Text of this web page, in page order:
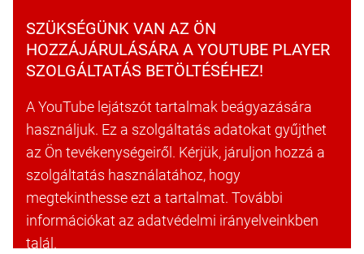
SZÜKSÉGÜNK VAN AZ ÖN
HOZZÁJÁRULÁSÁRA A YOUTUBE PLAYER
SZOLGÁLTATÁS BETÖLTÉSÉHEZ!
A YouTube lejátszót tartalmak beágyazására
használjuk. Ez a szolgáltatás adatokat gyűjthet
az Ön tevékenységeiről. Kérjük, járuljon hozzá a
szolgáltatás használatához, hogy
megtekinthesse ezt a tartalmat. További
információkat az adatvédelmi irányelveinkben
talál.